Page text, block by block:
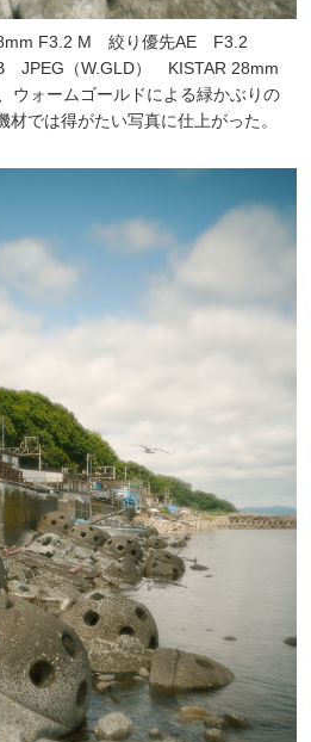
F3.2 M 絞り優先AE F3.2
（W.GLD） KISTAR 28mm
ウォームゴールドによる緑かぶりの
では得がたい写真に仕上がった。